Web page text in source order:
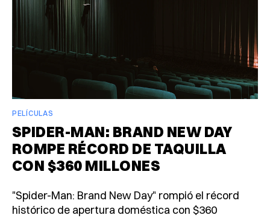
PELÍCULAS
SPIDER-MAN: BRAND NEW DAY
ROMPE RÉCORD DE TAQUILLA
CON $360 MILLONES
"Spider-Man: Brand New Day" rompió el récord
histórico de apertura doméstica con $360